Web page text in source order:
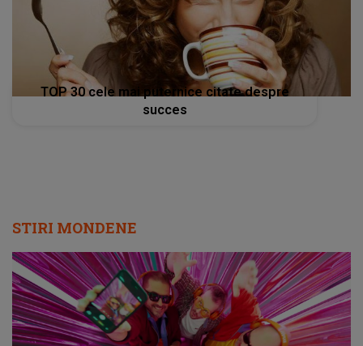
TOP 30 cele mai puternice citate despre
succes
STIRI MONDENE